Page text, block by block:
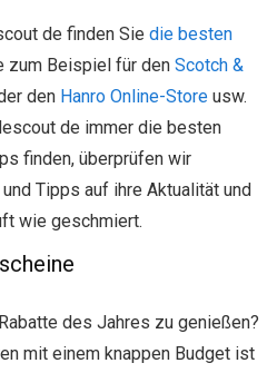
de finden Sie die besten
zum Beispiel für den Scotch &
den Hanro Online-Store usw.
de immer die besten
finden, überprüfen wir
Tipps auf ihre Aktualität und
wie geschmiert.
des Jahres zu genießen?
mit einem knappen Budget ist